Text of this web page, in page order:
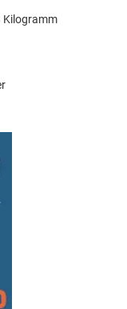
Kilogramm